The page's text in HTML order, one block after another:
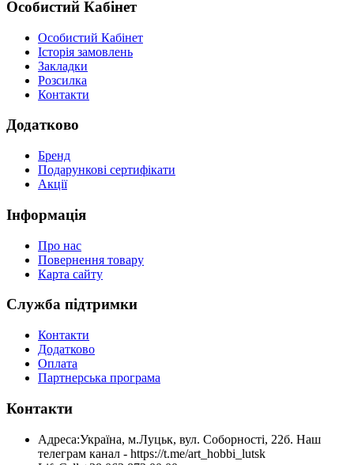
Особистий Кабінет
Особистий Кабінет
Історія замовлень
Закладки
Розсилка
Контакти
Додатково
Бренд
Подарункові сертифікати
Акції
Інформація
Про нас
Повернення товару
Карта сайту
Служба підтримки
Контакти
Додатково
Оплата
Партнерська програма
Контакти
Адреса:Україна, м.Луцьк, вул. Соборності, 22б. Наш
телеграм канал - https://t.me/art_hobbi_lutsk